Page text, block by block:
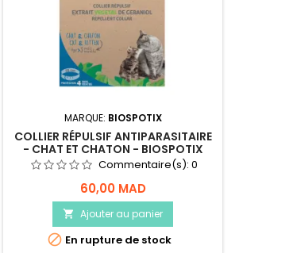
MARQUE: BIOSPOTIX
COLLIER RÉPULSIF ANTIPARASITAIRE
- CHAT ET CHATON - BIOSPOTIX
Commentaire(s): 0
60,00 MAD
 Ajouter au panier
 En rupture de stock